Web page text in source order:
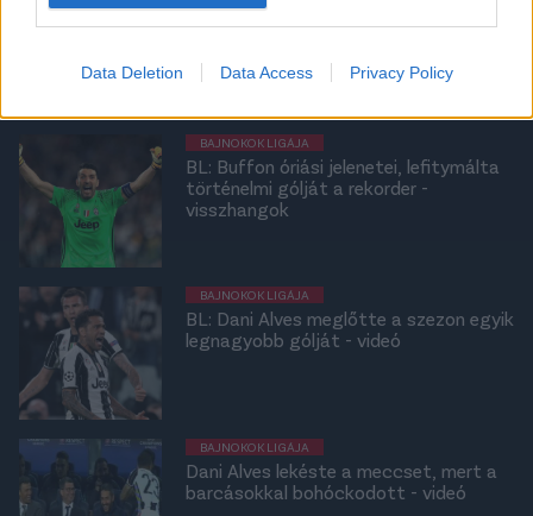
Data Deletion Data Access Privacy Policy
A Juventus klasszisa tényleg vált, már
el is köszönt a klubtól
BAJNOKOK LIGÁJA
BL: Buffon óriási jelenetei, lefitymálta
történelmi gólját a rekorder -
visszhangok
BAJNOKOK LIGÁJA
BL: Dani Alves meglőtte a szezon egyik
legnagyobb gólját - videó
BAJNOKOK LIGÁJA
Dani Alves lekéste a meccset, mert a
barcásokkal bohóckodott - videó